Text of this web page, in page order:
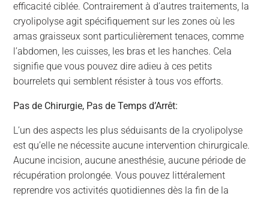
efficacité ciblée. Contrairement à d’autres traitements, la
cryolipolyse agit spécifiquement sur les zones où les
amas graisseux sont particulièrement tenaces, comme
l’abdomen, les cuisses, les bras et les hanches. Cela
signifie que vous pouvez dire adieu à ces petits
bourrelets qui semblent résister à tous vos efforts.
Pas de Chirurgie, Pas de Temps d’Arrêt:
L’un des aspects les plus séduisants de la cryolipolyse
est qu’elle ne nécessite aucune intervention chirurgicale.
Aucune incision, aucune anesthésie, aucune période de
récupération prolongée. Vous pouvez littéralement
reprendre vos activités quotidiennes dès la fin de la